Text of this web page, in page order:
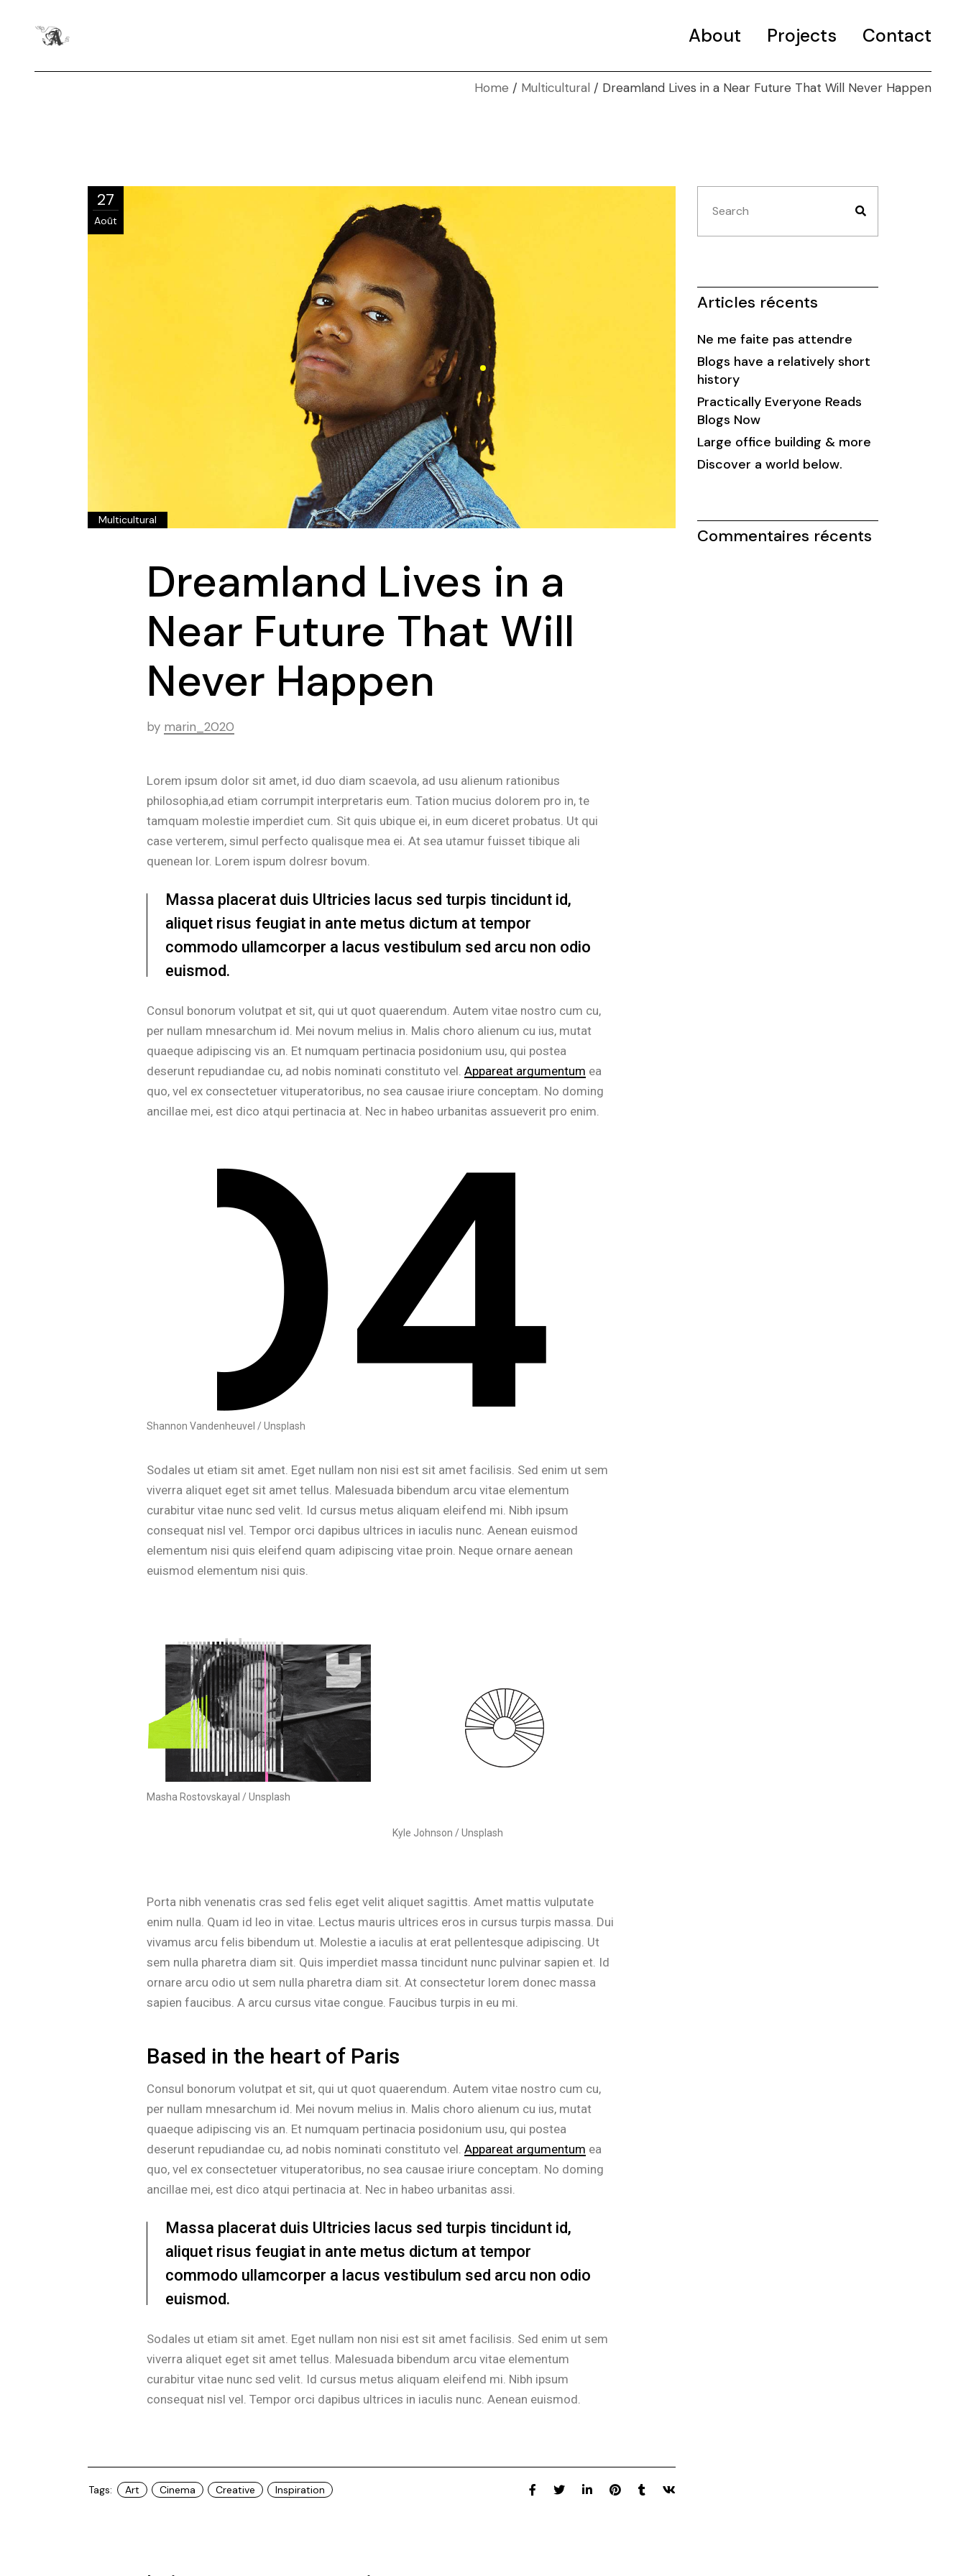
About Projects Contact
Home Multicultural Dreamland Lives in a Near Future That Will Never Happen
27
Août
Multicultural
Dreamland Lives in a
Near Future That Will
Never Happen
by marin_2020
Lorem ipsum dolor sit amet, id duo diam scaevola, ad usu alienum rationibus
philosophia,ad etiam corrumpit interpretaris eum. Tation mucius dolorem pro in, te
tamquam molestie imperdiet cum. Sit quis ubique ei, in eum diceret probatus. Ut qui
case verterem, simul perfecto qualisque mea ei. At sea utamur fuisset tibique ali
quenean lor. Lorem ispum dolresr bovum.
Massa placerat duis Ultricies lacus sed turpis tincidunt id,
aliquet risus feugiat in ante metus dictum at tempor
commodo ullamcorper a lacus vestibulum sed arcu non odio
euismod.
Consul bonorum volutpat et sit, qui ut quot quaerendum. Autem vitae nostro cum cu,
per nullam mnesarchum id. Mei novum melius in. Malis choro alienum cu ius, mutat
quaeque adipiscing vis an. Et numquam pertinacia posidonium usu, qui postea
deserunt repudiandae cu, ad nobis nominati constituto vel. Appareat argumentum ea
quo, vel ex consectetuer vituperatoribus, no sea causae iriure conceptam. No doming
ancillae mei, est dico atqui pertinacia at. Nec in habeo urbanitas assueverit pro enim.
Shannon Vandenheuvel / Unsplash
Sodales ut etiam sit amet. Eget nullam non nisi est sit amet facilisis. Sed enim ut sem
viverra aliquet eget sit amet tellus. Malesuada bibendum arcu vitae elementum
curabitur vitae nunc sed velit. Id cursus metus aliquam eleifend mi. Nibh ipsum
consequat nisl vel. Tempor orci dapibus ultrices in iaculis nunc. Aenean euismod
elementum nisi quis eleifend quam adipiscing vitae proin. Neque ornare aenean
euismod elementum nisi quis.
Masha Rostovskayal / Unsplash
Kyle Johnson / Unsplash
Porta nibh venenatis cras sed felis eget velit aliquet sagittis. Amet mattis vulputate
enim nulla. Quam id leo in vitae. Lectus mauris ultrices eros in cursus turpis massa. Dui
vivamus arcu felis bibendum ut. Molestie a iaculis at erat pellentesque adipiscing. Ut
sem nulla pharetra diam sit. Quis imperdiet massa tincidunt nunc pulvinar sapien et. Id
ornare arcu odio ut sem nulla pharetra diam sit. At consectetur lorem donec massa
sapien faucibus. A arcu cursus vitae congue. Faucibus turpis in eu mi.
Based in the heart of Paris
Consul bonorum volutpat et sit, qui ut quot quaerendum. Autem vitae nostro cum cu,
per nullam mnesarchum id. Mei novum melius in. Malis choro alienum cu ius, mutat
quaeque adipiscing vis an. Et numquam pertinacia posidonium usu, qui postea
deserunt repudiandae cu, ad nobis nominati constituto vel. Appareat argumentum ea
quo, vel ex consectetuer vituperatoribus, no sea causae iriure conceptam. No doming
ancillae mei, est dico atqui pertinacia at. Nec in habeo urbanitas assi.
Massa placerat duis Ultricies lacus sed turpis tincidunt id,
aliquet risus feugiat in ante metus dictum at tempor
commodo ullamcorper a lacus vestibulum sed arcu non odio
euismod.
Sodales ut etiam sit amet. Eget nullam non nisi est sit amet facilisis. Sed enim ut sem
viverra aliquet eget sit amet tellus. Malesuada bibendum arcu vitae elementum
curabitur vitae nunc sed velit. Id cursus metus aliquam eleifend mi. Nibh ipsum
consequat nisl vel. Tempor orci dapibus ultrices in iaculis nunc. Aenean euismod.
Tags: Art Cinema Creative Inspiration
Articles récents
Ne me faite pas attendre
Blogs have a relatively short
history
Practically Everyone Reads
Blogs Now
Large office building & more
Discover a world below.
Commentaires récents